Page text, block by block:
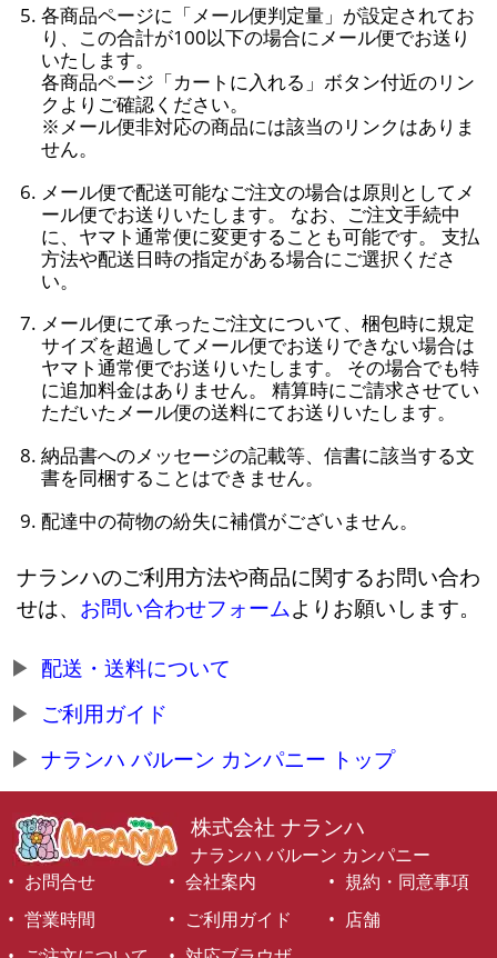
各商品ページに「メール便判定量」が設定されてお
り、この合計が100以下の場合にメール便でお送り
いたします。
各商品ページ「カートに入れる」ボタン付近のリン
クよりご確認ください。
※メール便非対応の商品には該当のリンクはありま
せん。
メール便で配送可能なご注文の場合は原則としてメ
ール便でお送りいたします。 なお、ご注文手続中
に、ヤマト通常便に変更することも可能です。 支払
方法や配送日時の指定がある場合にご選択くださ
い。
メール便にて承ったご注文について、梱包時に規定
サイズを超過してメール便でお送りできない場合は
ヤマト通常便でお送りいたします。 その場合でも特
に追加料金はありません。 精算時にご請求させてい
ただいたメール便の送料にてお送りいたします。
納品書へのメッセージの記載等、信書に該当する文
書を同梱することはできません。
配達中の荷物の紛失に補償がございません。
ナランハのご利用方法や商品に関するお問い合わ
せは、 お問い合わせフォームよりお願いします。
配送・送料について
ご利用ガイド
ナランハ バルーン カンパニー トップ
株式会社 ナランハ
ナランハ バルーン カンパニー
お問合せ
会社案内
規約・同意事項
営業時間
ご利用ガイド
店舗